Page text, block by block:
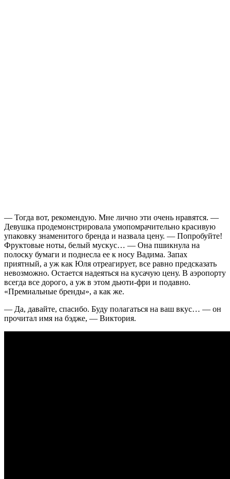
— Тогда вот, рекомендую. Мне лично эти очень нравятся. —
Девушка продемонстрировала умопомрачительно красивую
упаковку знаменитого бренда и назвала цену. — Попробуйте!
Фруктовые ноты, белый мускус… — Она пшикнула на
полоску бумаги и поднесла ее к носу Вадима. Запах
приятный, а уж как Юля отреагирует, все равно предсказать
невозможно. Остается надеяться на кусачую цену. В аэропорту
всегда все дорого, а уж в этом дьюти-фри и подавно.
«Премиальные бренды», а как же.
— Да, давайте, спасибо. Буду полагаться на ваш вкус… — он
прочитал имя на бэдже, — Виктория.